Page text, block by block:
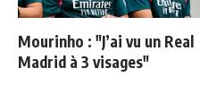
Mourinho : "J’ai vu un Real
Madrid à 3 visages"